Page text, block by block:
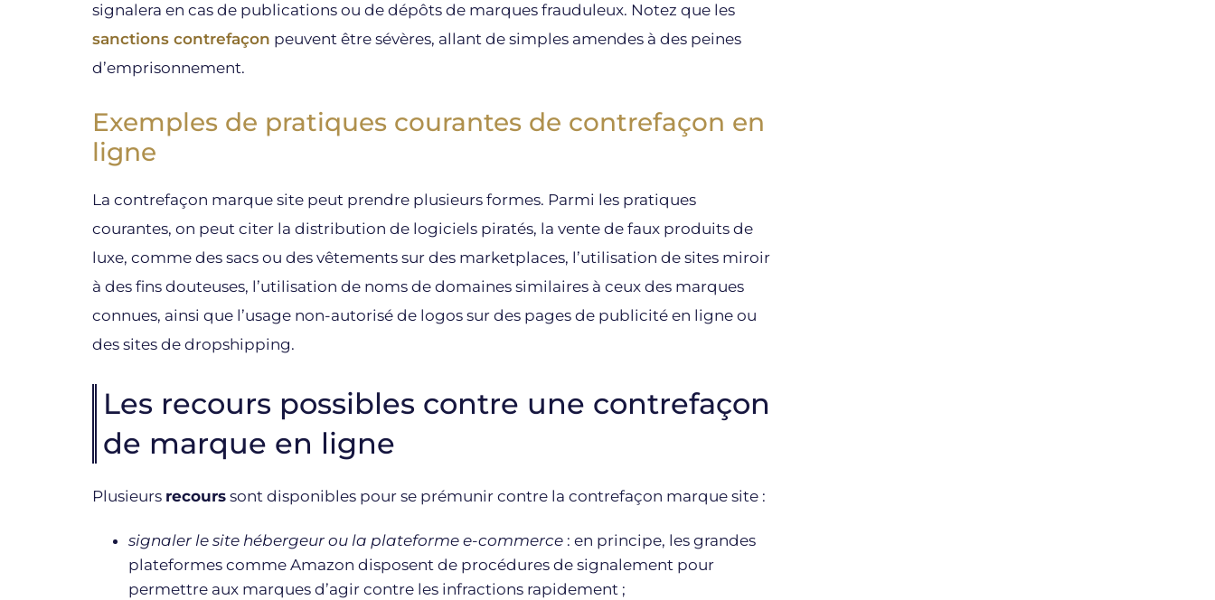
signalera en cas de publications ou de dépôts de marques frauduleux. Notez que les
sanctions contrefaçon peuvent être sévères, allant de simples amendes à des peines
d’emprisonnement.
Exemples de pratiques courantes de contrefaçon en
ligne
La contrefaçon marque site peut prendre plusieurs formes. Parmi les pratiques
courantes, on peut citer la distribution de logiciels piratés, la vente de faux produits de
luxe, comme des sacs ou des vêtements sur des marketplaces, l’utilisation de sites miroir
à des fins douteuses, l’utilisation de noms de domaines similaires à ceux des marques
connues, ainsi que l’usage non-autorisé de logos sur des pages de publicité en ligne ou
des sites de dropshipping.
Les recours possibles contre une contrefaçon
de marque en ligne
Plusieurs recours sont disponibles pour se prémunir contre la contrefaçon marque site :
signaler le site hébergeur ou la plateforme e-commerce : en principe, les grandes
plateformes comme Amazon disposent de procédures de signalement pour
permettre aux marques d’agir contre les infractions rapidement ;